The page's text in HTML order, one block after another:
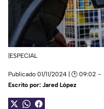
|ESPECIAL
Publicado 01/11/2024 | 🕑 09:02
Escrito por: Jared López